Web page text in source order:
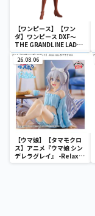
【ワンピース】【ワン
ダ】ワンピース DXF～
THE GRANDLINE LADY
～ワノ国 vol.10
26.08.06
【ウマ娘】【タマモクロ
ス】アニメ『ウマ娘 シン
デレラグレイ』 -Relax
time-タマモクロス